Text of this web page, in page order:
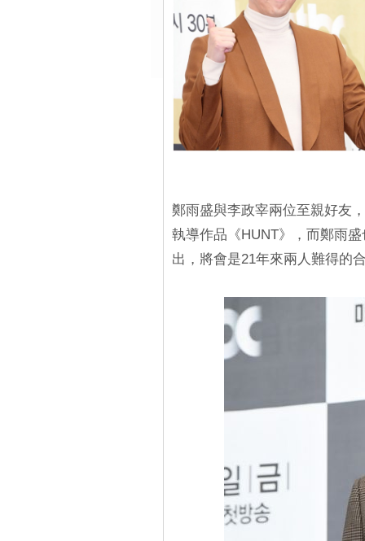
鄭雨盛與李政宰兩位至親好友
執導作品《HUNT》，而鄭雨
出，將會是21年來兩人難得的